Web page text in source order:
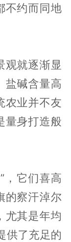
不约而同地
观就逐渐显
盐碱含量高
农业并不友
量身打造般
，它们喜高
的察汗淖尔
尤其是年均
供了充足的